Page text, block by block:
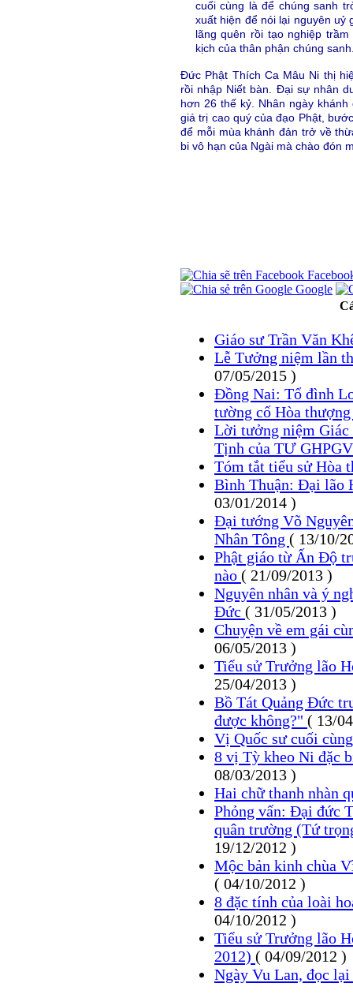
cuối cùng là để chúng sanh
xuất hiện để nói lại nguyên uỷ
lãng quên rồi tạo nghiệp
kịch của thân phận chúng
Đức Phật Thích Ca Mâu Ni thị
rồi nhập Niết bàn. Đại sự nhân
hơn 26 thế kỷ. Nhân ngày
giá trị cao quý của đạo Phật,
để mỗi mùa khánh đản trở về
bi vô hạn của Ngài mà chào đón
Google
Giáo sư Trần Văn
Lễ Tưởng niệm lần
07/05/2015 )
Đồng Nai: Tổ đình
tường cố Hòa
Lời tưởng niệm
Tịnh của TƯ
Tóm tắt tiểu sử Hòa
Bình Thuận: Đại lão
03/01/2014 )
Đại tướng Võ
Nhân Tông ( 13/10/
Phật giáo từ Ấn Độ
nào ( 21/09/2013 )
Nguyên nhân và ý
Đức ( 31/05/2013 )
Chuyện về em gái
06/05/2013 )
Tiểu sử Trưởng lão
25/04/2013 )
Bồ Tát Quảng Đức
được không?" ( 13/
Vị Quốc sư cuối
8 vị Tỳ kheo Ni đặc
08/03/2013 )
Hai chữ thanh nhàn
Phỏng vấn: Đại đức
quân trường (Tứ
19/12/2012 )
Mộc bản kinh chùa
( 04/10/2012 )
8 đặc tính của loài
04/10/2012 )
Tiểu sử Trưởng lão
2012) ( 04/09/2012 )
Ngày Vu Lan, đọc